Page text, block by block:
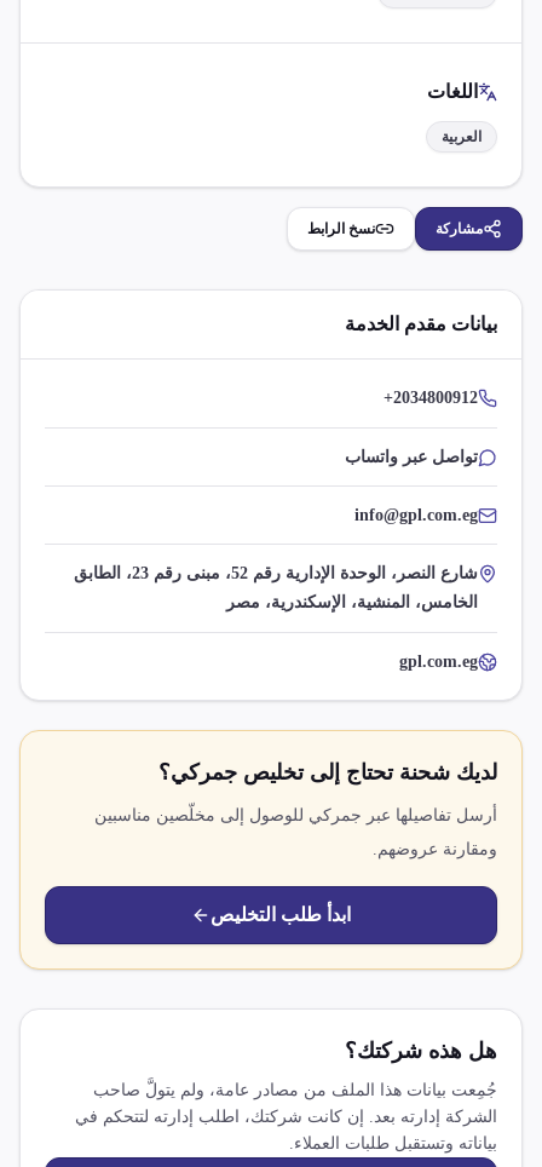
اللغات
العربية
مشاركة نسخ الرابط
بيانات مقدم الخدمة
+2034800912
تواصل عبر واتساب
info@gpl.com.eg
شارع النصر، الوحدة الإدارية رقم 52، مبنى رقم 23، الطابق
الخامس، المنشية، الإسكندرية، مصر
gpl.com.eg
لديك شحنة تحتاج إلى تخليص جمركي؟
أرسل تفاصيلها عبر جمركي للوصول إلى مخلّصين مناسبين
ومقارنة عروضهم.
ابدأ طلب التخليص
هل هذه شركتك؟
جُمِعت بيانات هذا الملف من مصادر عامة، ولم يتولَّ صاحب
الشركة إدارته بعد. إن كانت شركتك، اطلب إدارته لتتحكم في
بياناته وتستقبل طلبات العملاء.